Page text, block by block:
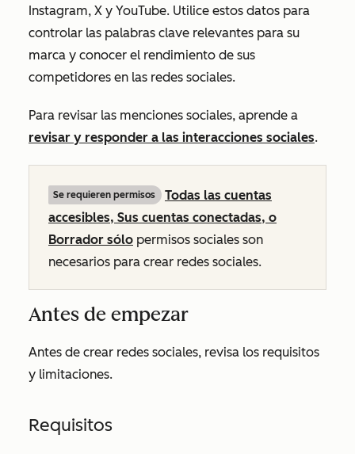
Instagram, X y YouTube. Utilice estos datos para
controlar las palabras clave relevantes para su
marca y conocer el rendimiento de sus
competidores en las redes sociales.
Para revisar las menciones sociales, aprende a
revisar y responder a las interacciones sociales.
Se requieren permisos
Todas las cuentas
accesibles, Sus cuentas conectadas, o
Borrador sólo permisos sociales son
necesarios para crear redes sociales.
Antes de empezar
Antes de crear redes sociales, revisa los requisitos
y limitaciones.
Requisitos